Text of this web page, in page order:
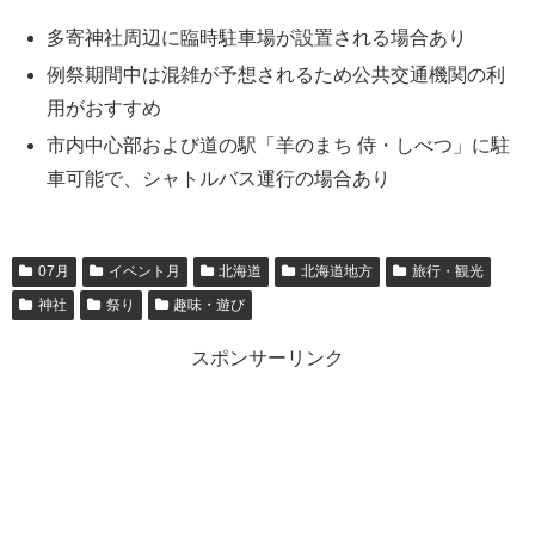
多寄神社周辺に臨時駐車場が設置される場合あり
例祭期間中は混雑が予想されるため公共交通機関の利
用がおすすめ
市内中心部および道の駅「羊のまち 侍・しべつ」に駐
車可能で、シャトルバス運行の場合あり
07月 イベント月 北海道 北海道地方
旅行・観光
神社
祭り 趣味・遊び
スポンサーリンク